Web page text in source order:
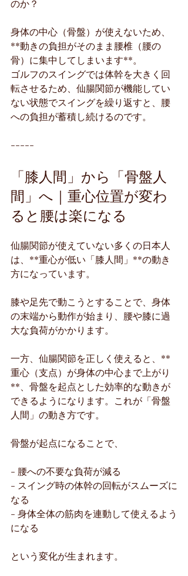
のか？
身体の中心（骨盤）が使えないため、
**動きの負担がそのまま腰椎（腰の
骨）に集中してしまいます**。
ゴルフのスイングでは体幹を大きく回
転させるため、仙腸関節が機能してい
ない状態でスイングを繰り返すと、腰
への負担が蓄積し続けるのです。
-----
「膝人間」から「骨盤人
間」へ｜重心位置が変わ
ると腰は楽になる
仙腸関節が使えていない多くの日本人
は、**重心が低い「膝人間」**の動き
方になっています。
膝や足先で動こうとすることで、身体
の末端から動作が始まり、腰や膝に過
大な負荷がかかります。
一方、仙腸関節を正しく使えると、**
重心（支点）が身体の中心まで上がり
**、骨盤を起点とした効率的な動きが
できるようになります。これが「骨盤
人間」の動き方です。
骨盤が起点になることで、
- 腰への不要な負荷が減る
- スイング時の体幹の回転がスムーズに
なる
- 身体全体の筋肉を連動して使えるよう
になる
という変化が生まれます。